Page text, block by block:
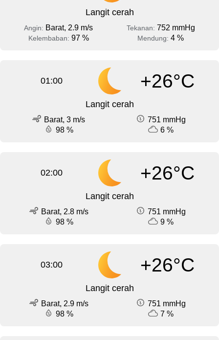
Langit cerah
Angin: Barat, 2.9 m/s Tekanan: 752 mmHg
Kelembaban: 97 % Mendung: 4 %
01:00 +26°C
Langit cerah
Barat, 3 m/s
751 mmHg
98 %
6 %
02:00 +26°C
Langit cerah
Barat, 2.8 m/s
751 mmHg
98 %
9 %
03:00 +26°C
Langit cerah
Barat, 2.9 m/s
751 mmHg
98 %
7 %